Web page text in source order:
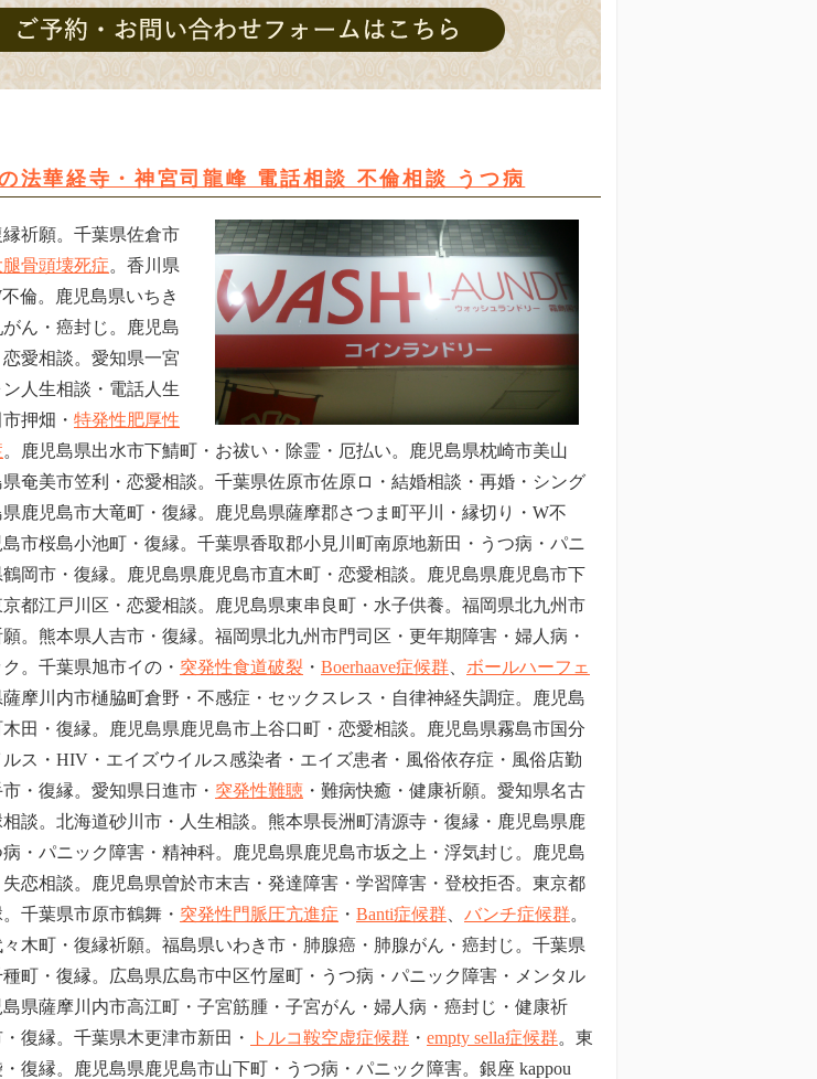
法華経寺・神宮司龍峰 電話相談 不倫相談 うつ病
祈願。 千葉県佐倉市
骨頭壊死症。香川県
倫。鹿児島県いちき
ん・癌封じ。鹿児島
愛相談。愛知県一宮
人生相談・電話人生
押畑 ・ 特発性肥厚性
。鹿児島県出水市下鯖町・お祓い・除霊・厄払い。鹿児島県枕崎市美山
奄美市笠利・恋愛相談。 千葉県佐原市佐原ロ ・結婚相談・再婚・シング
鹿児島市大竜町・復縁。鹿児島県薩摩郡さつま町平川・縁切り・W不
市桜島小池町・復縁。 千葉県香取郡小見川町南原地新田・うつ病・パニ
岡市・復縁。鹿児島県鹿児島市直木町・恋愛相談。鹿児島県鹿児島市下
都江戸川区・恋愛相談。鹿児島県東串良町・水子供養。福岡県北九州市
。熊本県人吉市・復縁。福岡県北九州市門司区・更年期障害・婦人病・
。 千葉県旭市イの・ 突発性食道破裂 ・ Boerhaave症候群
ボールハーフェ
薩摩川内市樋脇町倉野・不感症・セックスレス・自律神経失調症。鹿児島
田・復縁。鹿児島県鹿児島市上谷口町・恋愛相談。鹿児島県霧島市国分
ス・HIV・エイズウイルス感染者・エイズ患者・風俗依存症・風俗店勤
・復縁。愛知県日進市・ 突発性難聴 ・難病快癒・健康祈願。愛知県名古
談。北海道砂川市・人生相談。熊本県長洲町清源寺・復縁・鹿児島県鹿
・パニック障害・精神科。鹿児島県鹿児島市坂之上・浮気封じ。鹿児島
恋相談。鹿児島県曽於市末吉・発達障害・学習障害・登校拒否。東京都
千葉県市原市鶴舞・ 突発性門脈圧亢進症 ・ Banti症候群 バンチ症候群。
木町・復縁祈願。福島県いわき市・肺腺癌・肺腺がん・癌封じ。千葉県
町・復縁。広島県広島市中区竹屋町・うつ病・パニック障害・メンタル
県薩摩川内市高江町・子宮筋腫・子宮がん・婦人病・癌封じ・健康祈
復縁。 千葉県木更津市新田・ トルコ鞍空虚症候群 ・ empty sella症候群。東
復縁。鹿児島県鹿児島市山下町・うつ病・パニック障害。銀座 kappou